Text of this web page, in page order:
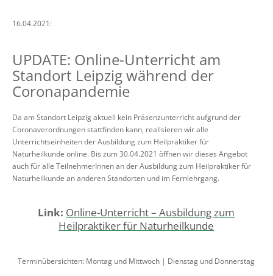
16.04.2021:
UPDATE: Online-Unterricht am
Standort Leipzig während der
Coronapandemie
Da am Standort Leipzig aktuell kein Präsenzunterricht aufgrund der
Coronaverordnungen stattfinden kann, realisieren wir alle
Unterrichtseinheiten der Ausbildung zum Heilpraktiker für
Naturheilkunde online. Bis zum 30.04.2021 öffnen wir dieses Angebot
auch für alle TeilnehmerInnen an der Ausbildung zum Heilpraktiker für
Naturheilkunde an anderen Standorten und im Fernlehrgang.
Link: Online-Unterricht – Ausbildung zum
Heilpraktiker für Naturheilkunde
Terminübersichten: Montag und Mittwoch | Dienstag und Donnerstag